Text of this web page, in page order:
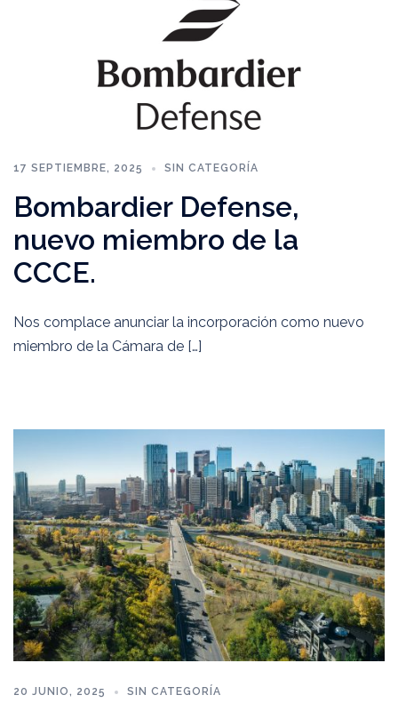
17 SEPTIEMBRE, 2025 SIN CATEGORÍA
Bombardier Defense,
nuevo miembro de la
CCCE.
Nos complace anunciar la incorporación como nuevo
miembro de la Cámara de […]
20 JUNIO, 2025 SIN CATEGORÍA